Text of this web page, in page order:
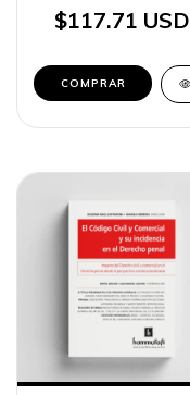
$117.71 USD
COMPRAR